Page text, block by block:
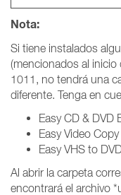
Nota:
Si tiene instalados
(mencionados al inicio
1011, no tendrá una
diferente. Tenga en
Easy CD & DVD
Easy Video
Easy VHS to
Al abrir la carpeta
encontrará el archivo